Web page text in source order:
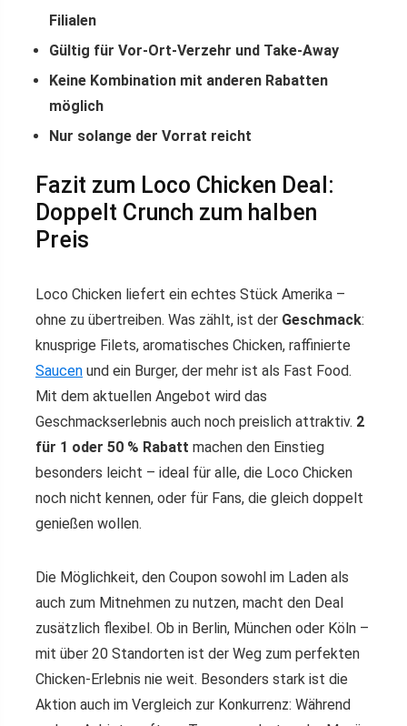
Filialen
Gültig für Vor-Ort-Verzehr und Take-Away
Keine Kombination mit anderen Rabatten
möglich
Nur solange der Vorrat reicht
Fazit zum Loco Chicken Deal:
Doppelt Crunch zum halben
Preis
Loco Chicken liefert ein echtes Stück Amerika –
ohne zu übertreiben. Was zählt, ist der Geschmack:
knusprige Filets, aromatisches Chicken, raffinierte
Saucen und ein Burger, der mehr ist als Fast Food.
Mit dem aktuellen Angebot wird das
Geschmackserlebnis auch noch preislich attraktiv. 2
für 1 oder 50 % Rabatt machen den Einstieg
besonders leicht – ideal für alle, die Loco Chicken
noch nicht kennen, oder für Fans, die gleich doppelt
genießen wollen.
Die Möglichkeit, den Coupon sowohl im Laden als
auch zum Mitnehmen zu nutzen, macht den Deal
zusätzlich flexibel. Ob in Berlin, München oder Köln –
mit über 20 Standorten ist der Weg zum perfekten
Chicken-Erlebnis nie weit. Besonders stark ist die
Aktion auch im Vergleich zur Konkurrenz: Während